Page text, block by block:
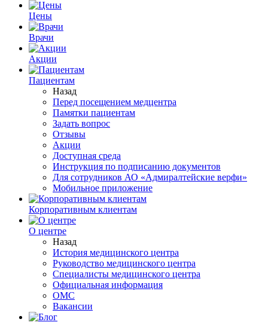
Цены
Врачи
Акции
Пациентам
Назад
Перед посещением медцентра
Памятки пациентам
Задать вопрос
Отзывы
Акции
Доступная среда
Инструкция по подписанию документов
Для сотрудников АО «Адмиралтейские верфи»
Мобильное приложение
Корпоративным клиентам
О центре
Назад
История медицинского центра
Руководство медицинского центра
Специалисты медицинского центра
Официальная информация
ОМС
Вакансии